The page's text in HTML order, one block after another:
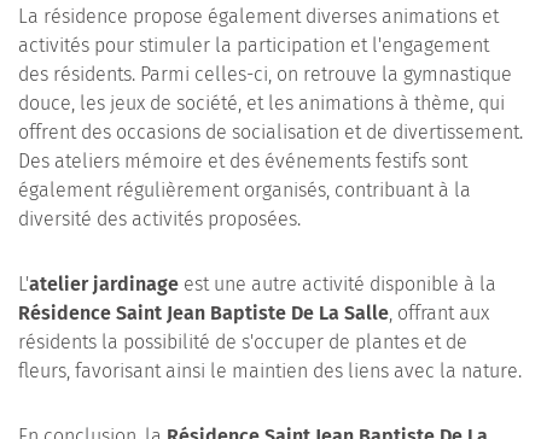
La résidence propose également diverses animations et
activités pour stimuler la participation et l'engagement
des résidents. Parmi celles-ci, on retrouve la gymnastique
douce, les jeux de société, et les animations à thème, qui
offrent des occasions de socialisation et de divertissement.
Des ateliers mémoire et des événements festifs sont
également régulièrement organisés, contribuant à la
diversité des activités proposées.
L'atelier jardinage est une autre activité disponible à la
Résidence Saint Jean Baptiste De La Salle, offrant aux
résidents la possibilité de s'occuper de plantes et de
fleurs, favorisant ainsi le maintien des liens avec la nature.